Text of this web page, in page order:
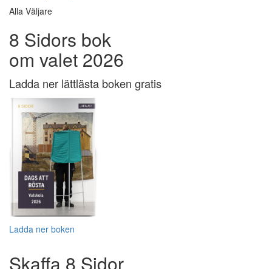
Alla Väljare
8 Sidors bok
om valet 2026
Ladda ner lättlästa boken gratis
Ladda ner boken
Skaffa 8 Sidor